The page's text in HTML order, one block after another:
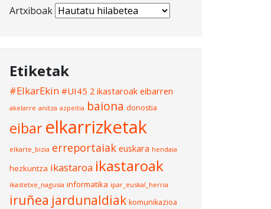
Artxiboak
Etiketak
#ElkarEkin #UI45 2 ikastaroak eibarren
akelarre anitza azpeitia baiona donostia
eibar elkarrizketak
elkarte_bizia erreportaiak euskara hendaia
hezkuntza ikastaroa ikastaroak
ikastetxe_nagusia informatika ipar_euskal_herria
iruñea jardunaldiak komunikazioa